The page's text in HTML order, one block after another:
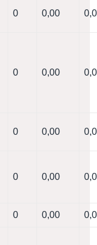
0 0,00
0 0,00
0 0,00
0 0,00
0 0,00